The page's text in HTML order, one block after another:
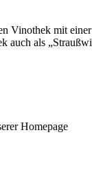
Vinothek mit
als
Homepage